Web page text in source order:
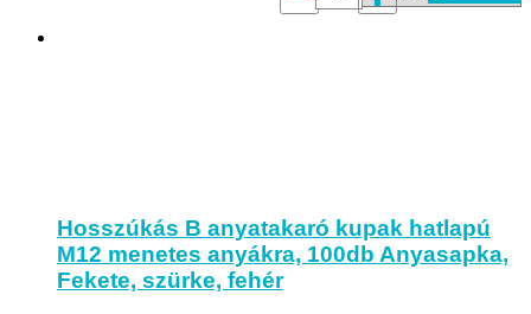
Hosszúkás B anyatakaró kupak hatlapú
M12 menetes anyákra, 100db Anyasapka,
Fekete, szürke, fehér